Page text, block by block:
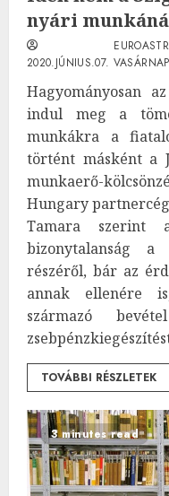
nyári
2020.JÚNIUS.07.
Hagyományosan
indul meg a
munkákra a
történt másként a
munkaerő-
Hungary
Tamara szerint
bizonytalanság a
részéről, bár az
annak ellenére
származó
TOVÁBBI RÉSZLETEK
3 minutes read